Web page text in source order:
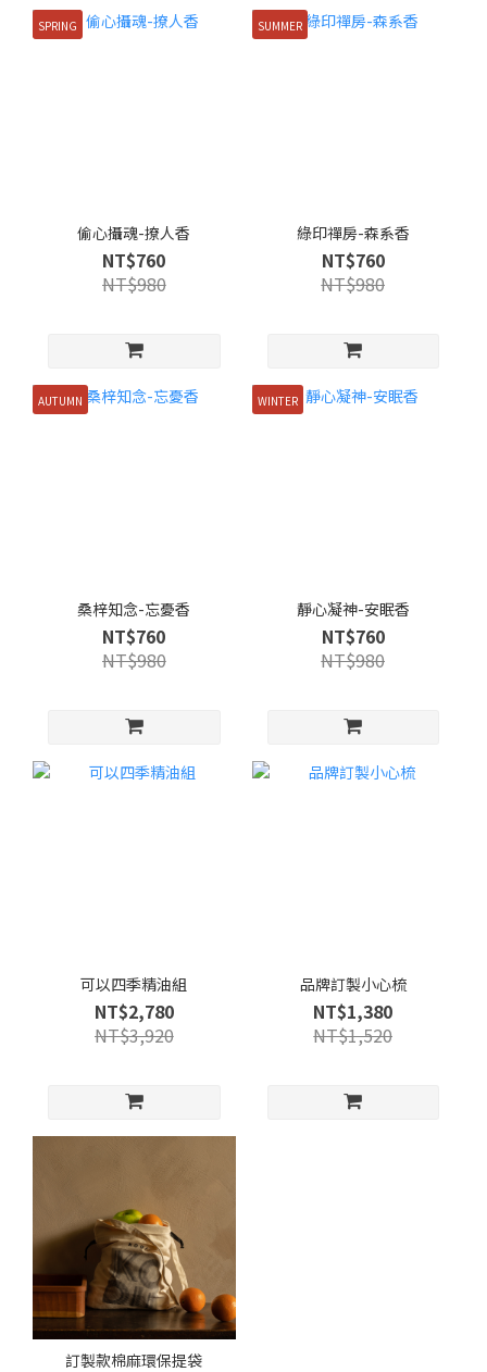
SPRING
偷心攝魂-撩人香
NT$760
NT$980
SUMMER
綠印禪房-森系香
NT$760
NT$980
AUTUMN
桑梓知念-忘憂香
NT$760
NT$980
WINTER
靜心凝神-安眠香
NT$760
NT$980
可以四季精油組
NT$2,780
NT$3,920
品牌訂製小心梳
NT$1,380
NT$1,520
訂製款棉麻環保提袋